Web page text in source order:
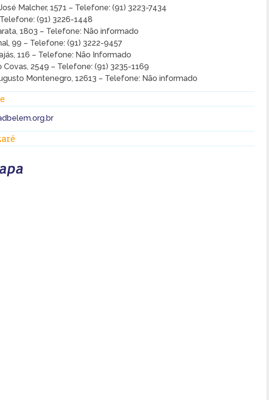
Malcher, 1571 – Telefone: (91) 3223-7434
(91) 3226-1448
1803 – Telefone: Não informado
99 – Telefone: (91) 3222-9457
116 – Telefone: Não Informado
Covas, 2549 – Telefone: (91) 3235-1169
Montenegro, 12613 – Telefone: Não informado